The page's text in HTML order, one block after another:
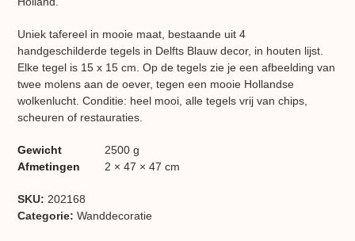
Uniek tafereel in mooie maat, bestaande uit 4
handgeschilderde tegels in Delfts Blauw decor, in houten lijst.
Elke tegel is 15 x 15 cm. Op de tegels zie je een afbeelding van
twee molens aan de oever, tegen een mooie Hollandse
wolkenlucht. Conditie: heel mooi, alle tegels vrij van chips,
scheuren of restauraties.
Gewicht
2500 g
Afmetingen
2 × 47 × 47 cm
SKU: 202168
Categorie:Wand​decoratie